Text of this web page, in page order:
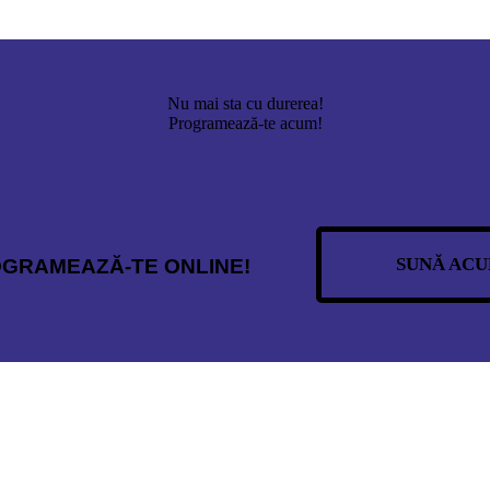
Nu mai sta cu durerea!
Programează-te acum!
TE ONLINE! SUNĂ